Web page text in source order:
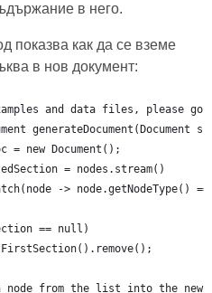
в него.
показва как да се вземе
в нов документ: